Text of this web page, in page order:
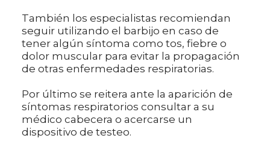
También los especialistas recomiendan
seguir utilizando el barbijo en caso de
tener algún síntoma como tos, fiebre o
dolor muscular para evitar la propagación
de otras enfermedades respiratorias.
Por último se reitera ante la aparición de
síntomas respiratorios consultar a su
médico cabecera o acercarse un
dispositivo de testeo.